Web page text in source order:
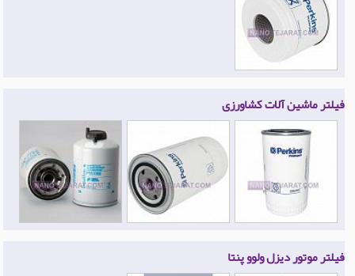
فیلتر ماشین آلات کشاورزی
فیلتر موتور دیزل ولوو پنتا